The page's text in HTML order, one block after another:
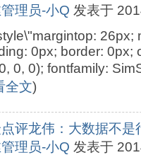
理员-小Q 发表于
26px;
0px; border: 0px;
0, 0); fontfamily:
全文)
评龙伟：大数据不是
理员-小Q 发表于